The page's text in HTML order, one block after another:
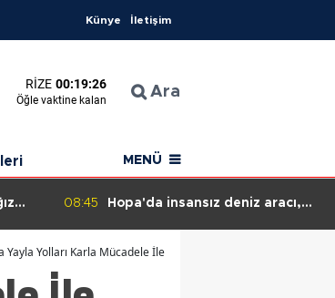
Künye İletişim
RIZE 00:19:25
Öğle vaktine kalan Ara
MENÜ
08:45
Hopa'da insansız deniz aracı,
Yolları Karla Mücadele İle Açılıyor, Yaz Sezonuna Hazır!